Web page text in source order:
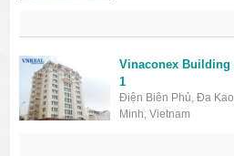
Vinaconex Building
1
Điện Biên Phủ, Đa
Minh, Vietnam